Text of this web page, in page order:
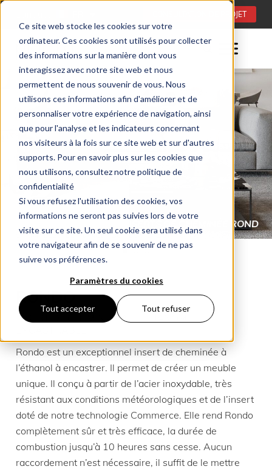
Ce site web stocke les cookies sur votre
ordinateur. Ces cookies sont utilisés pour collecter
des informations sur la manière dont vous
interagissez avec notre site web et nous
permettent de nous souvenir de vous. Nous
utilisons ces informations afin d'améliorer et de
personnaliser votre expérience de navigation, ainsi
que pour l'analyse et les indicateurs concernant
nos visiteurs à la fois sur ce site web et sur d'autres
supports. Pour en savoir plus sur les cookies que
nous utilisons, consultez notre politique de
confidentialité
Si vous refusez l'utilisation des cookies, vos
informations ne seront pas suivies lors de votre
visite sur ce site. Un seul cookie sera utilisé dans
votre navigateur afin de se souvenir de ne pas
suivre vos préférences.
Paramètres du cookies
Tout accepter Tout refuser
CONSULTATION DE PROJET
INSERT À L’ÉTHANOL DE MEUBLE
CHEMINÉES À L’ÉTHANOL POUR L’EXTÉRIEUR (FR) RONDO (FR)
RONDO
INSERT DE CHEMIN’EE A L’ÉTHANOM,
Rondo est un exceptionnel insert de cheminée à
l’éthanol à encastrer. Il permet de créer un meuble
unique. Il conçu à partir de l’acier inoxydable, très
résistant aux conditions météorologiques et de l’insert
doté de notre technologie Commerce. Elle rend Rondo
complètement sûr et très efficace, la durée de
combustion jusqu’à 10 heures sans cesse. Aucun
raccordement n’est nécessaire, il suffit de le mettre